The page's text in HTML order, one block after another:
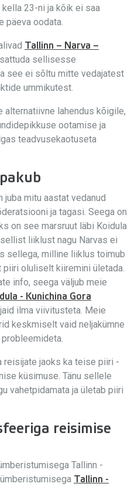
23-ni ja kõik ei saa
päeva oodata.
Tallinn – Narva –
sellisesse
see ei sõltu mitte vedajatest
ummikutest.
alternatiivne lahendus kõigile,
ootamise ja
teadvusekaotuseta
juba mitu aastat vedanud
ja tagasi. Seega on
on see marsruut läbi Koidula
liiklust nagu Narvas ei
sellega, milline liiklus toimub
piiri oluliselt kiiremini ületada.
info, seega väljub meie
- Kunichina Gora
ilma viivitusteta. Meie
keskmiselt vaid neljakümne
reisijate jaoks ka teise piiri -
küsimuse. Tänu sellele
vahetpidamata ja ületab piiri
reisimise
Tallinn -
Tallinn -